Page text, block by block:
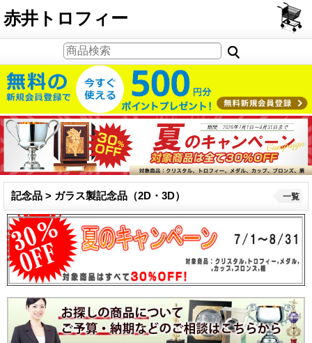
PCサイト
赤井トロフィー
記念品 > ガラス製記念品（2D・3D） 一覧